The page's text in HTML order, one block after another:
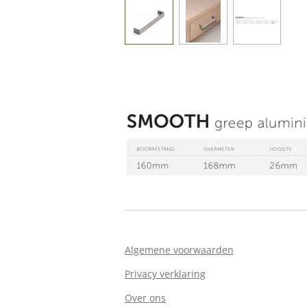
Algemene voorwaarden
Privacy verklaring
Over ons